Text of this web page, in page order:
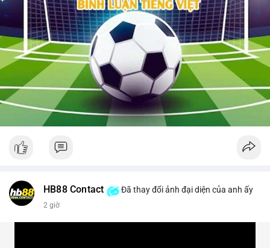
HB88 Contact Đã thay đổi ảnh đại diện của anh ấy
2 giờ